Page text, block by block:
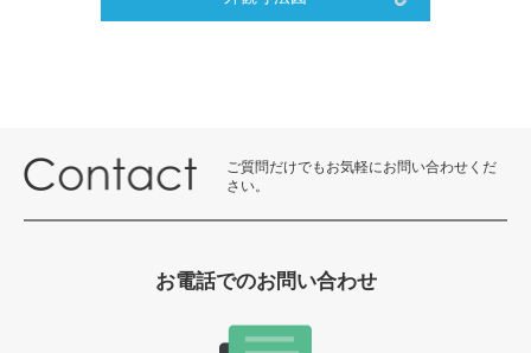
ご質問だけでもお気軽にお問い合わせくだ
さい。
お電話でのお問い合わせ